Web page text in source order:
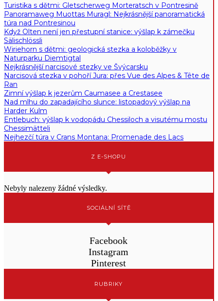
Turistika s dětmi: Gletscherweg Morteratsch v Pontresině
Panoramaweg Muottas Muragl: Nejkrásnější panoramatická
túra nad Pontresinou
Když Olten není jen přestupní stanice: výšlap k zámečku
Sälischlössli
Wiriehorn s dětmi: geologická stezka a koloběžky v
Naturparku Diemtigtal
Nejkrásnější narcisové stezky ve Švýcarsku
Narcisová stezka v pohoří Jura: přes Vue des Alpes & Tête de
Ran
Zimní výšlap k jezerům Caumasee a Crestasee
Nad mlhu do zapadajícího slunce: listopadový výšlap na
Harder Kulm
Entlebuch: výšlap k vodopádu Chessiloch a visutému mostu
Chessimätteli
Nejhezčí túra v Crans Montana: Promenade des Lacs
Z E-SHOPU
Nebyly nalezeny žádné výsledky.
SOCIÁLNÍ SÍTĚ
Facebook
Instagram
Pinterest
RUBRIKY